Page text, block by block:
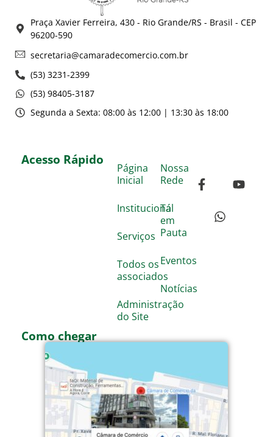
Praça Xavier Ferreira, 430 - Rio Grande/RS - Brasil - CEP
96200-590
secretaria@camaradecomercio.com.br
(53) 3231-2399
(53) 98405-3187
Segunda a Sexta: 08:00 às 12:00 | 13:30 às 18:00
Acesso Rápido
Página
Inicial
Institucional
Serviços
Todos os
associados
Administração
do Site
Nossa
Rede
Tá
em
Pauta
Eventos
Notícias
Como chegar